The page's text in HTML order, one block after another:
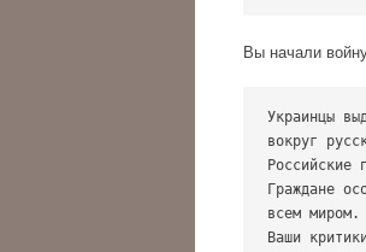
Вы начали
Украинцы
вокруг
Российские
Граждане
всем миром.
Ваши